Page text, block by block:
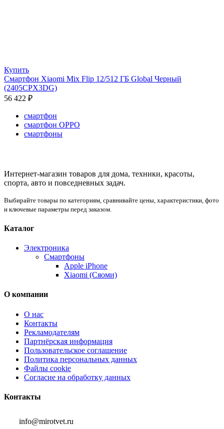
Купить
Смартфон Xiaomi Mix Flip 12/512 ГБ Global Черный
(2405CPX3DG)
56 422 ₽
смартфон
смартфон OPPO
смартфоны
Интернет-магазин товаров для дома, техники, красоты,
спорта, авто и повседневных задач.
Выбирайте товары по категориям, сравнивайте цены, характеристики, фото
и ключевые параметры перед заказом.
Каталог
Электроника
Смартфоны
Apple iPhone
Xiaomi (Сяоми)
О компании
О нас
Контакты
Рекламодателям
Партнёрская информация
Пользовательское соглашение
Политика персональных данных
Файлы cookie
Согласие на обработку данных
Контакты
info@mirotvet.ru